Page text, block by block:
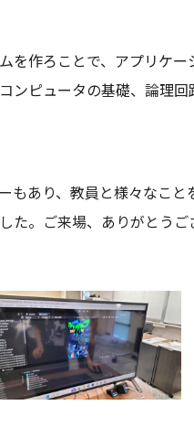
を作ろことで、アプリケ
ンピュータの基礎、論理
もあり、教員と様々なこ
た。ご来場、ありがとうご